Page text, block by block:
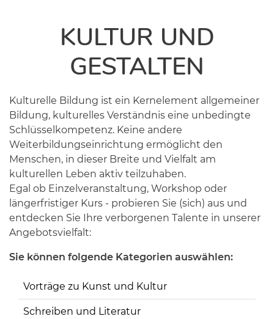
KULTUR UND
GESTALTEN
Kulturelle Bildung ist ein Kernelement allgemeiner
Bildung, kulturelles Verständnis eine unbedingte
Schlüsselkompetenz. Keine andere
Weiterbildungseinrichtung ermöglicht den
Menschen, in dieser Breite und Vielfalt am
kulturellen Leben aktiv teilzuhaben.
Egal ob Einzelveranstaltung, Workshop oder
längerfristiger Kurs - probieren Sie (sich) aus und
entdecken Sie Ihre verborgenen Talente in unserer
Angebotsvielfalt:
Sie können folgende Kategorien auswählen:
Vorträge zu Kunst und Kultur
Schreiben und Literatur